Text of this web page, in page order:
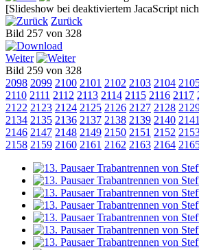
[Slideshow bei deaktiviertem JacaScript
Zurück
Bild 257 von 328
Weiter
Bild 259 von 328
2098 2099 2100 2101 2102 2103 2104
2110 2111 2112 2113 2114 2115 2116 2117
2122 2123 2124 2125 2126 2127 2128
2134 2135 2136 2137 2138 2139 2140 2141
2146 2147 2148 2149 2150 2151 2152
2158 2159 2160 2161 2162 2163 2164